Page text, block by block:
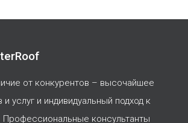
от конкурентов – высочайшее
услуг и индивидуальный подход к
Профессиональные консультанты